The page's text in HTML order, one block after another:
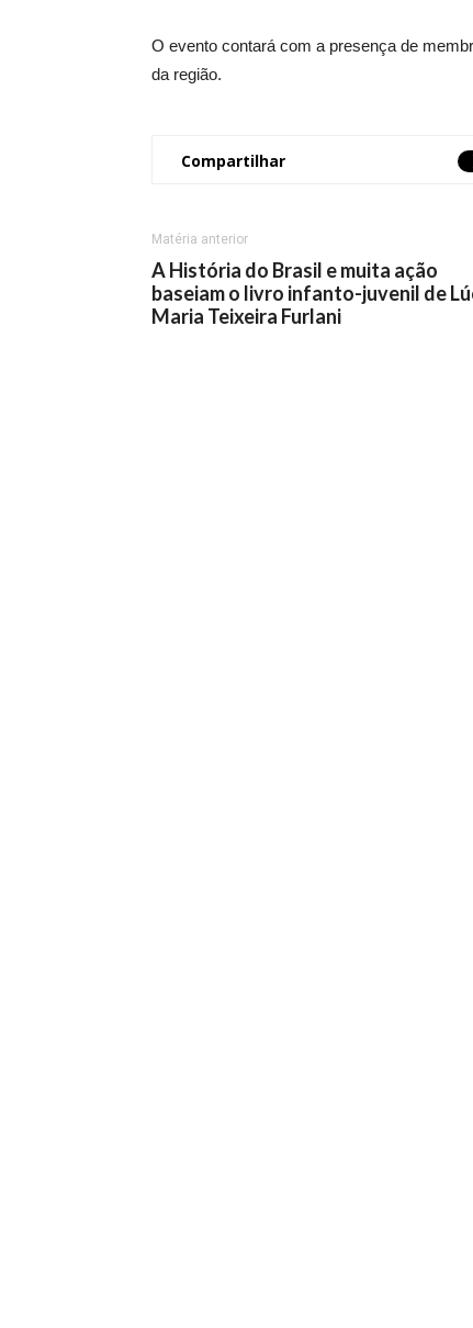
O evento contará com a presença de
da região.
Compartilhar
Matéria anterior
A História do Brasil e muita ação
baseiam o livro infanto-juvenil de
Maria Teixeira Furlani